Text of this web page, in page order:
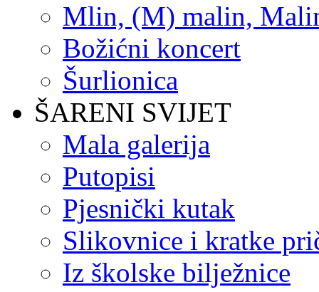
Mlin, (M) malin,
Božićni koncert
Šurlionica
ŠARENI SVIJET
Mala galerija
Putopisi
Pjesnički kutak
Slikovnice i kratke
Iz školske bilježnice